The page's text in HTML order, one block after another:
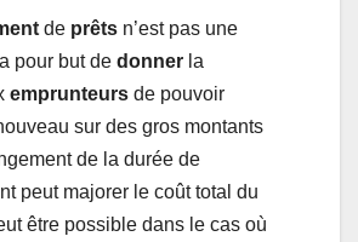
de prêts n’est pas une
pour but de donner la
emprunteurs de pouvoir
sur des gros montants
de la durée de
peut majorer le coût total du
être possible dans le cas où